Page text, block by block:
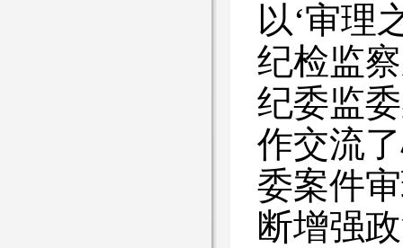
以‘审理
纪检监
纪委监
作交流
委案件
断增强